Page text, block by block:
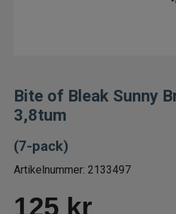
Fiskedrag
Jiggar och Gummibeten
Bite of Bleak Sunny
3,8tum
(7-pack)
Artikelnummer: 2133497
125 kr